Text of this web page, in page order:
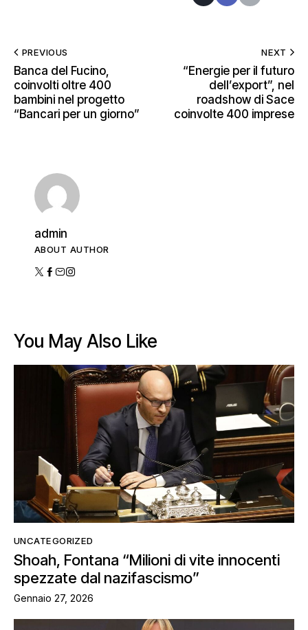
PREVIOUS
Banca del Fucino,
coinvolti oltre 400
bambini nel progetto
“Bancari per un giorno”
NEXT
“Energie per il futuro
dell’export”, nel
roadshow di Sace
coinvolte 400 imprese
admin
ABOUT AUTHOR
You May Also Like
UNCATEGORIZED
Shoah, Fontana “Milioni di vite innocenti
spezzate dal nazifascismo”
Gennaio 27, 2026